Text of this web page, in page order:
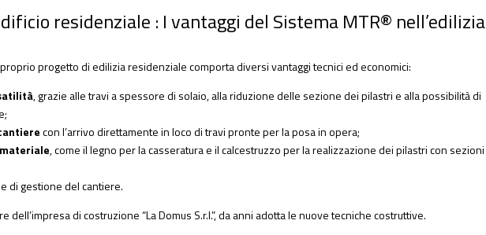
residenziale : I vantaggi del Sistema MTR® nell’edilizia
progetto di edilizia residenziale comporta diversi vantaggi tecnici ed economici:
, grazie alle travi a spessore di solaio, alla riduzione delle sezione dei pilastri e alla possibilità di
con l’arrivo direttamente in loco di travi pronte per la posa in opera;
, come il legno per la casseratura e il calcestruzzo per la realizzazione dei pilastri con sezioni
di gestione del cantiere.
di costruzione “La Domus S.r.l.”, da anni adotta le nuove tecniche costruttive.